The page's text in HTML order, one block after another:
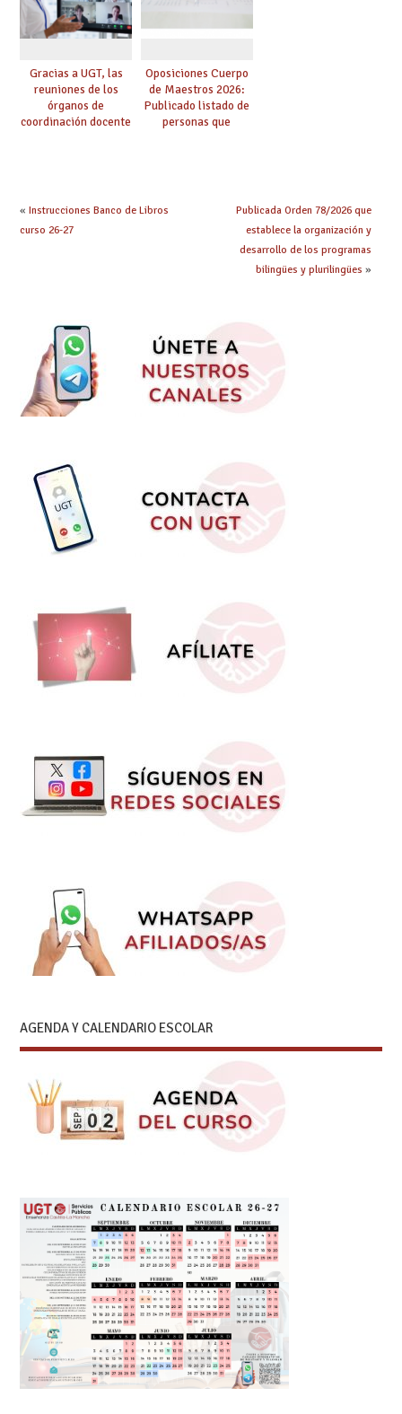
Gracias a UGT, las
reuniones de los
órganos de
coordinación docente
Oposiciones Cuerpo
de Maestros 2026:
Publicado listado de
personas que
« Instrucciones Banco de Libros
curso 26-27
Publicada Orden 78/2026 que
establece la organización y
desarrollo de los programas
bilingües y plurilingües »
AGENDA Y CALENDARIO ESCOLAR